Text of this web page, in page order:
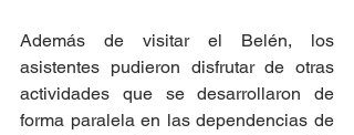
Además de visitar el Belén, los
asistentes pudieron disfrutar de otras
actividades que se desarrollaron de
forma paralela en las dependencias de